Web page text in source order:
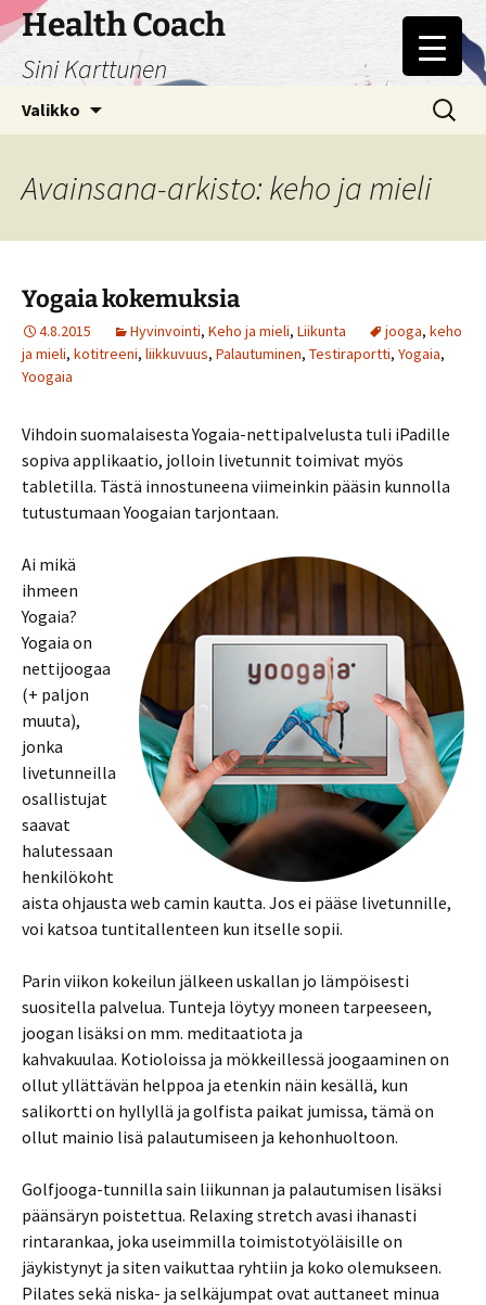
Siirry
sisältöön
Health Coach
Sini Karttunen
Valikko Haku:
Avainsana-arkisto: keho ja mieli
Yogaia kokemuksia
4.8.2015 Hyvinvointi, Keho ja mieli, Liikunta jooga, keho
ja mieli, kotitreeni, liikkuvuus, Palautuminen, Testiraportti, Yogaia,
Yoogaia
Vihdoin suomalaisesta Yogaia-nettipalvelusta tuli iPadille
sopiva applikaatio, jolloin livetunnit toimivat myös
tabletilla. Tästä innostuneena viimeinkin pääsin kunnolla
tutustumaan Yoogaian tarjontaan.
Ai mikä
ihmeen
Yogaia?
Yogaia on
nettijoogaa
(+ paljon
muuta),
jonka
livetunneilla
osallistujat
saavat
halutessaan
henkilökoht
aista ohjausta web camin kautta. Jos ei pääse livetunnille,
voi katsoa tuntitallenteen kun itselle sopii.
Parin viikon kokeilun jälkeen uskallan jo lämpöisesti
suositella palvelua. Tunteja löytyy moneen tarpeeseen,
joogan lisäksi on mm. meditaatiota ja
kahvakuulaa. Kotioloissa ja mökkeillessä joogaaminen on
ollut yllättävän helppoa ja etenkin näin kesällä, kun
salikortti on hyllyllä ja golfista paikat jumissa, tämä on
ollut mainio lisä palautumiseen ja kehonhuoltoon.
Golfjooga-tunnilla sain liikunnan ja palautumisen lisäksi
päänsäryn poistettua. Relaxing stretch avasi ihanasti
rintarankaa, joka useimmilla toimistotyöläisille on
jäykistynyt ja siten vaikuttaa ryhtiin ja koko olemukseen.
Pilates sekä niska- ja selkäjumpat ovat auttaneet minua